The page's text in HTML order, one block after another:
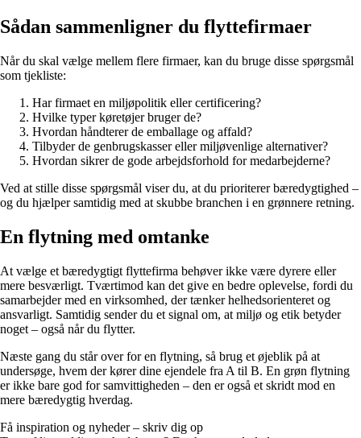
Sådan sammenligner du flyttefirmaer
Når du skal vælge mellem flere firmaer, kan du bruge disse spørgsmål
som tjekliste:
Har firmaet en miljøpolitik eller certificering?
Hvilke typer køretøjer bruger de?
Hvordan håndterer de emballage og affald?
Tilbyder de genbrugskasser eller miljøvenlige alternativer?
Hvordan sikrer de gode arbejdsforhold for medarbejderne?
Ved at stille disse spørgsmål viser du, at du prioriterer bæredygtighed –
og du hjælper samtidig med at skubbe branchen i en grønnere retning.
En flytning med omtanke
At vælge et bæredygtigt flyttefirma behøver ikke være dyrere eller
mere besværligt. Tværtimod kan det give en bedre oplevelse, fordi du
samarbejder med en virksomhed, der tænker helhedsorienteret og
ansvarligt. Samtidig sender du et signal om, at miljø og etik betyder
noget – også når du flytter.
Næste gang du står over for en flytning, så brug et øjeblik på at
undersøge, hvem der kører dine ejendele fra A til B. En grøn flytning
er ikke bare god for samvittigheden – den er også et skridt mod en
mere bæredygtig hverdag.
Få inspiration og nyheder – skriv dig op